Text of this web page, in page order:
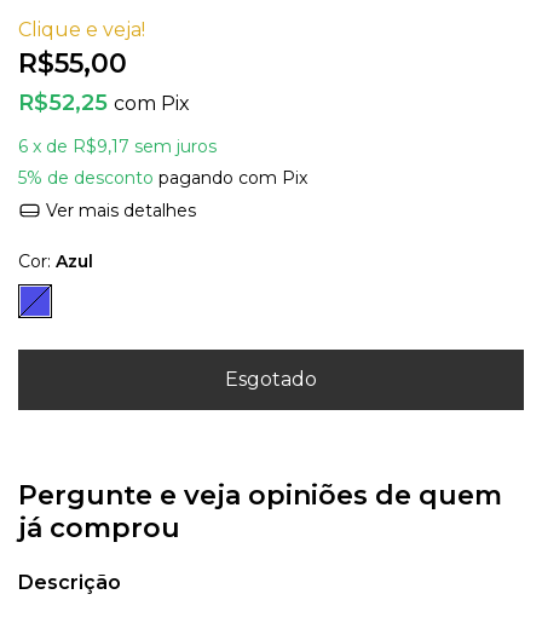
Clique e veja!
R$55,00
R$52,25 com Pix
6 x de R$9,17 sem juros
5% de desconto pagando com Pix
Ver mais detalhes
Cor: Azul
Pergunte e veja opiniões de quem
já comprou
Descrição